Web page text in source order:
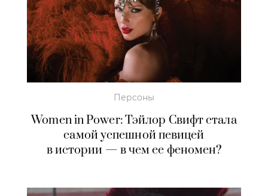
Персоны
Women in Power: Тэйлор Свифт стала
самой успешной певицей
в истории — в чем ее феномен?